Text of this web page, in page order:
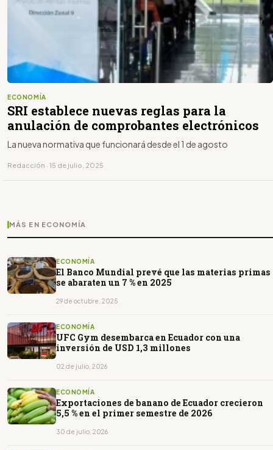
ECONOMÍA
SRI establece nuevas reglas para la
anulación de comprobantes electrónicos
La nueva normativa que funcionará desde el 1 de agosto
Redacción · 15 de julio, 2025
MÁS EN ECONOMÍA
ECONOMÍA
El Banco Mundial prevé que las materias primas
se abaraten un 7 % en 2025
29 de octubre, 2025
ECONOMÍA
UFC Gym desembarca en Ecuador con una
inversión de USD 1,3 millones
02 de julio, 2026
ECONOMÍA
Exportaciones de banano de Ecuador crecieron
5,5 % en el primer semestre de 2026
30 de julio, 2026